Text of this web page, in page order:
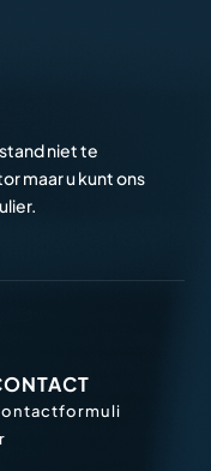
niet te
maar u kunt ons